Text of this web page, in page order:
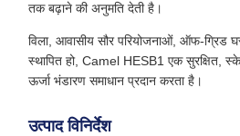
तक बढ़ाने की अनुमति देती है।
विला, आवासीय सौर परियोजनाओं, ऑफ-ग्रिड
स्थापित हो, Camel HESB1 एक सुरक्षित,
ऊर्जा भंडारण समाधान प्रदान करता है।
उत्पाद विनिर्देश